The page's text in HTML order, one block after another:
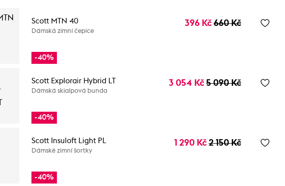
Scott MTN 40
Dámská zimní čepice
396 Kč 660 Kč
-40%
Scott Explorair Hybrid LT
Dámská skialpová bunda
3 054 Kč 5 090 Kč
-40%
Scott Insuloft Light PL
Dámské zimní šortky
1 290 Kč 2 150 Kč
-40%